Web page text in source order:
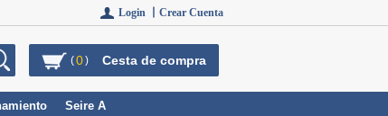
Login 丨 Crear Cuenta
(0) Cesta de compra
Seire A